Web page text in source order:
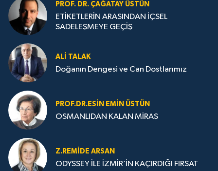
PROF. DR. ÇAĞATAY ÜSTÜN
ETİKETLERİN ARASINDAN İÇSEL
SADELEŞMEYE GEÇİŞ
ALI TALAK
Doğanın Dengesi ve Can Dostlarımız
PROF.DR.ESIN EMIN ÜSTÜN
OSMANLIDAN KALAN MİRAS
Z.REMIDE ARSAN
ODYSSEY İLE İZMİR’İN KAÇIRDIĞI FIRSAT